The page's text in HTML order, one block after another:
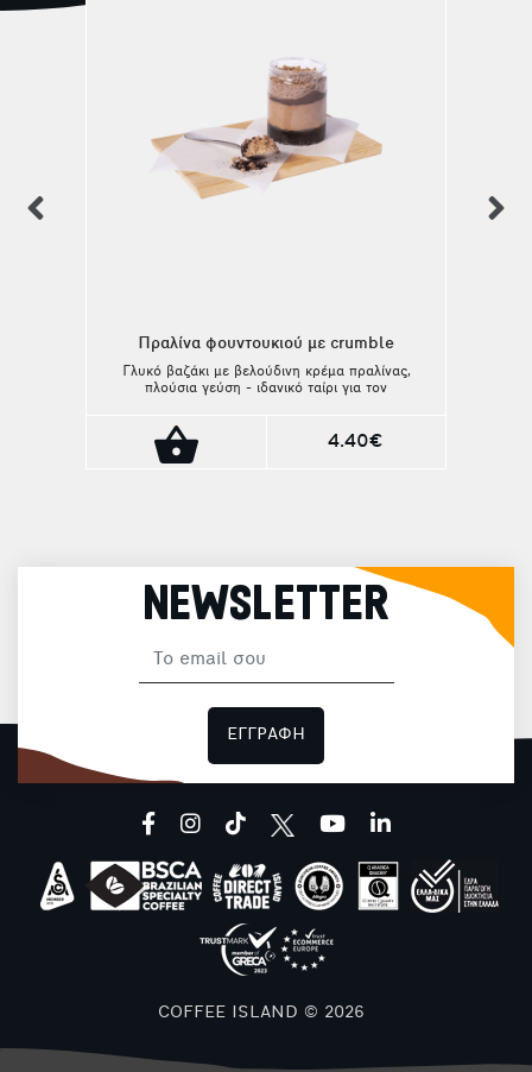
Πραλίνα φουντουκιού με crumble
Γλυκό βαζάκι με βελούδινη κρέμα πραλίνας,
πλούσια γεύση - ιδανικό ταίρι για τον
4.40€
NEWSLETTER
ΕΓΓΡΑΦΗ
facebook
instagram
tiktok youtubelinkedin
COFFEE ISLAND © 2026